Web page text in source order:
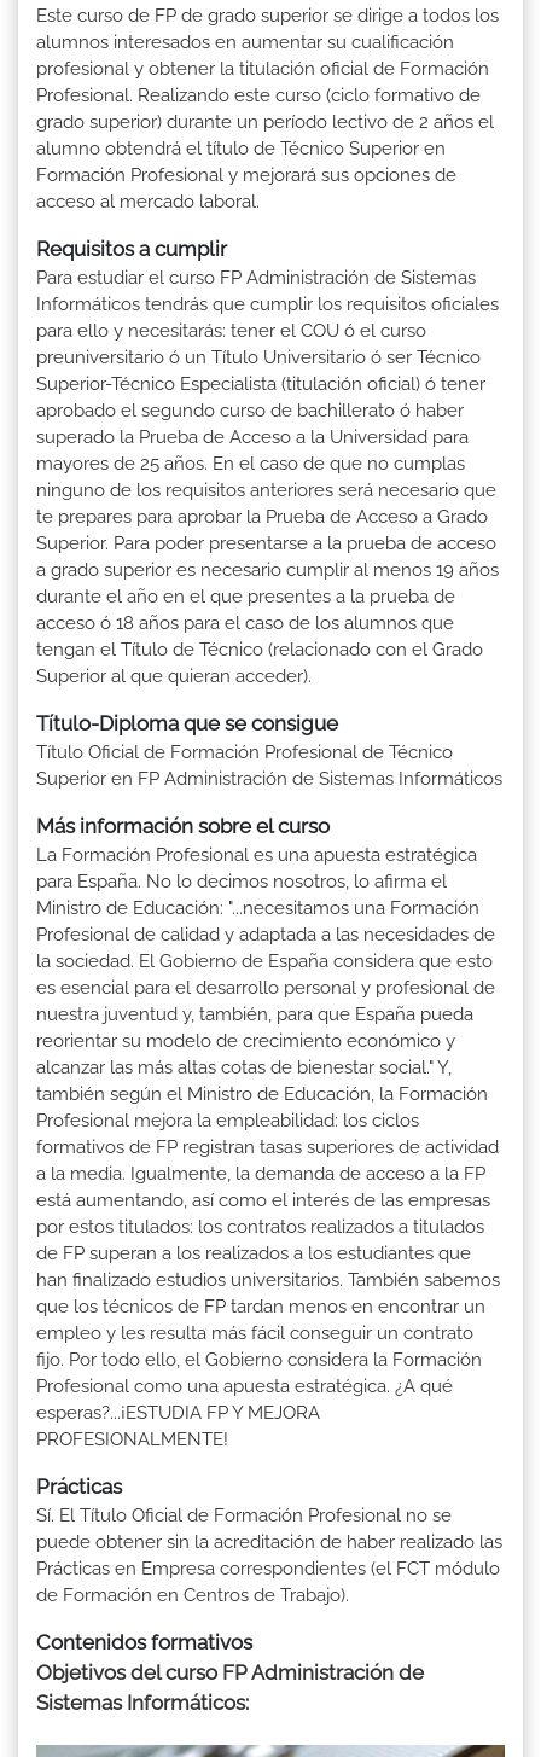
Este curso de FP de grado superior se dirige a todos los
alumnos interesados en aumentar su cualificación
profesional y obtener la titulación oficial de Formación
Profesional. Realizando este curso (ciclo formativo de
grado superior) durante un período lectivo de 2 años el
alumno obtendrá el título de Técnico Superior en
Formación Profesional y mejorará sus opciones de
acceso al mercado laboral.
Requisitos a cumplir
Para estudiar el curso FP Administración de Sistemas
Informáticos tendrás que cumplir los requisitos oficiales
para ello y necesitarás: tener el COU ó el curso
preuniversitario ó un Título Universitario ó ser Técnico
Superior-Técnico Especialista (titulación oficial) ó tener
aprobado el segundo curso de bachillerato ó haber
superado la Prueba de Acceso a la Universidad para
mayores de 25 años. En el caso de que no cumplas
ninguno de los requisitos anteriores será necesario que
te prepares para aprobar la Prueba de Acceso a Grado
Superior. Para poder presentarse a la prueba de acceso
a grado superior es necesario cumplir al menos 19 años
durante el año en el que presentes a la prueba de
acceso ó 18 años para el caso de los alumnos que
tengan el Título de Técnico (relacionado con el Grado
Superior al que quieran acceder).
Título-Diploma que se consigue
Título Oficial de Formación Profesional de Técnico
Superior en FP Administración de Sistemas Informáticos
Más información sobre el curso
La Formación Profesional es una apuesta estratégica
para España. No lo decimos nosotros, lo afirma el
Ministro de Educación: "...necesitamos una Formación
Profesional de calidad y adaptada a las necesidades de
la sociedad. El Gobierno de España considera que esto
es esencial para el desarrollo personal y profesional de
nuestra juventud y, también, para que España pueda
reorientar su modelo de crecimiento económico y
alcanzar las más altas cotas de bienestar social." Y,
también según el Ministro de Educación, la Formación
Profesional mejora la empleabilidad: los ciclos
formativos de FP registran tasas superiores de actividad
a la media. Igualmente, la demanda de acceso a la FP
está aumentando, así como el interés de las empresas
por estos titulados: los contratos realizados a titulados
de FP superan a los realizados a los estudiantes que
han finalizado estudios universitarios. También sabemos
que los técnicos de FP tardan menos en encontrar un
empleo y les resulta más fácil conseguir un contrato
fijo. Por todo ello, el Gobierno considera la Formación
Profesional como una apuesta estratégica. ¿A qué
esperas?...¡ESTUDIA FP Y MEJORA
PROFESIONALMENTE!
Prácticas
Sí. El Título Oficial de Formación Profesional no se
puede obtener sin la acreditación de haber realizado las
Prácticas en Empresa correspondientes (el FCT módulo
de Formación en Centros de Trabajo).
Contenidos formativos
Objetivos del curso FP Administración de
Sistemas Informáticos: